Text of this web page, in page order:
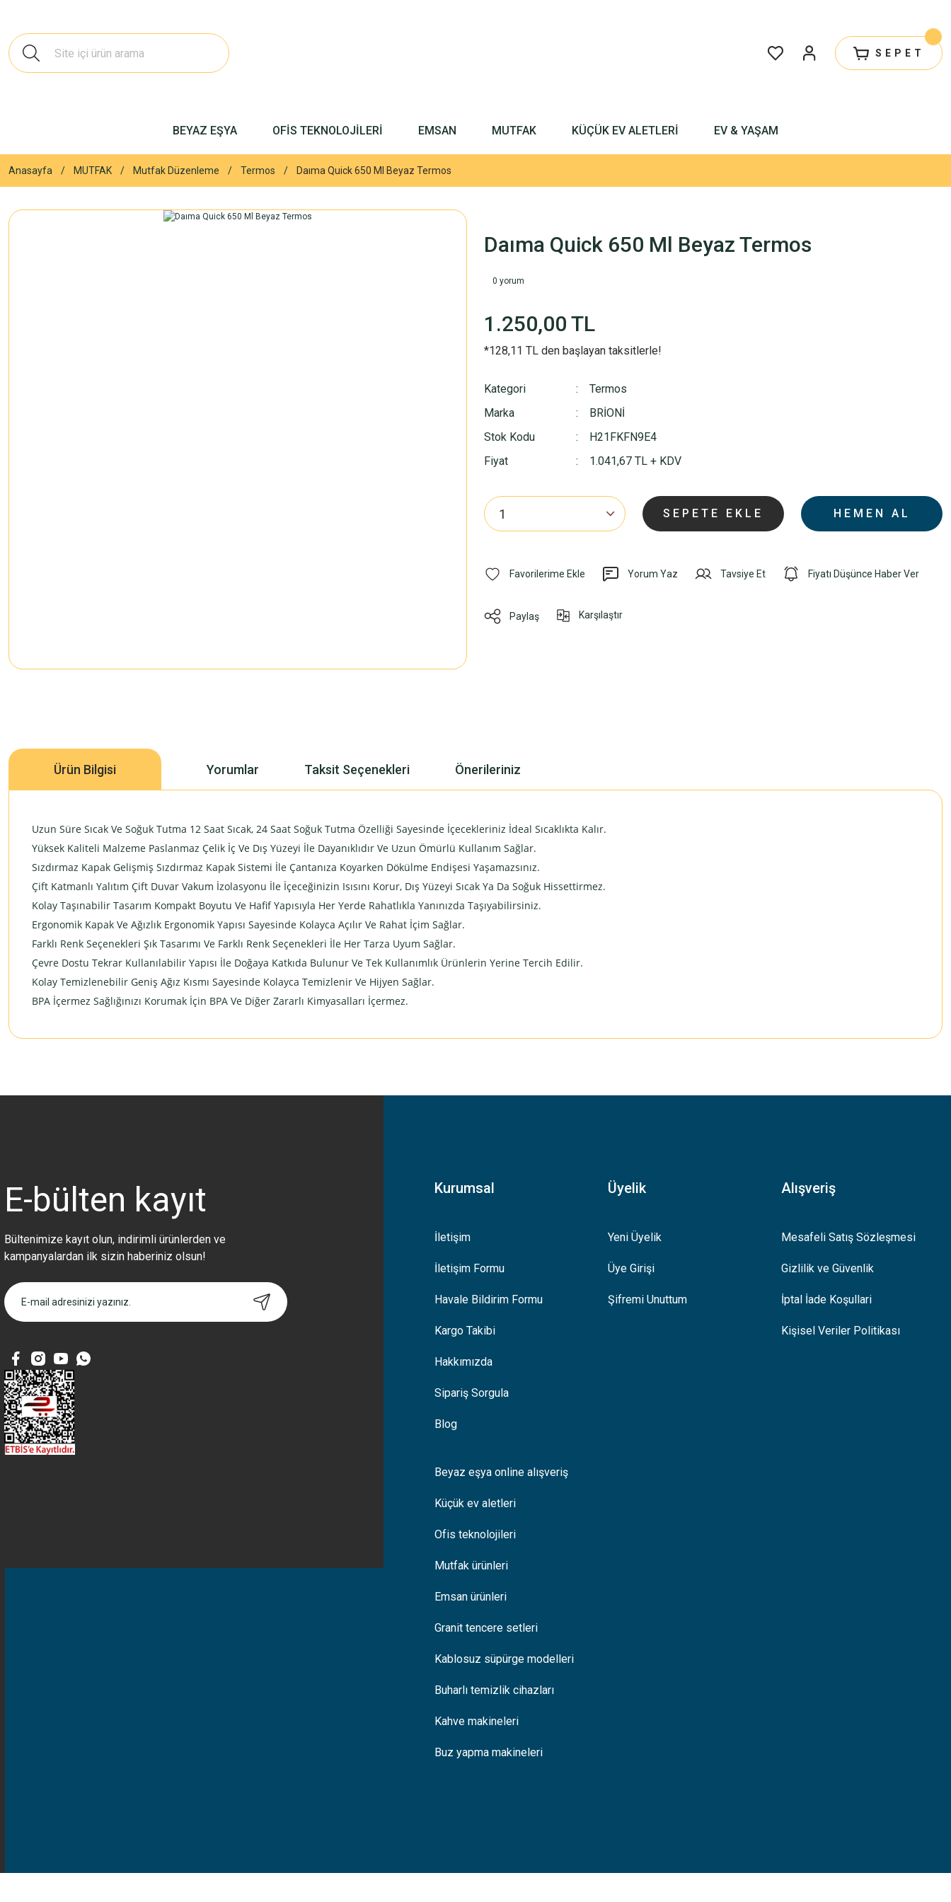
SEPET
BEYAZ EŞYA OFİS TEKNOLOJİLERİ EMSAN MUTFAK KÜÇÜK EV ALETLERİ EV & YAŞAM
Anasayfa MUTFAK Mutfak Düzenleme Termos Daıma Quick 650 Ml Beyaz Termos
Daıma Quick 650 Ml Beyaz Termos
0 yorum
1.250,00 TL
*128,11 TL den başlayan taksitlerle!
Kategori
Termos
Marka
BRİONİ
Stok Kodu
H21FKFN9E4
Fiyat
1.041,67 TL + KDV
SEPETE EKLE HEMEN AL
Yorum Yaz Tavsiye Et Fiyatı Düşünce Haber Ver
Paylaş Karşılaştır
Ürün Bilgisi Yorumlar Taksit Seçenekleri Önerileriniz
Uzun Süre Sıcak Ve Soğuk Tutma 12 Saat Sıcak, 24 Saat Soğuk Tutma Özelliği Sayesinde İçecekleriniz İdeal Sıcaklıkta Kalır.
Yüksek Kaliteli Malzeme Paslanmaz Çelik İç Ve Dış Yüzeyi İle Dayanıklıdır Ve Uzun Ömürlü Kullanım Sağlar.
Sızdırmaz Kapak Gelişmiş Sızdırmaz Kapak Sistemi İle Çantanıza Koyarken Dökülme Endişesi Yaşamazsınız.
Çift Katmanlı Yalıtım Çift Duvar Vakum İzolasyonu İle İçeceğinizin Isısını Korur, Dış Yüzeyi Sıcak Ya Da Soğuk Hissettirmez.
Kolay Taşınabilir Tasarım Kompakt Boyutu Ve Hafif Yapısıyla Her Yerde Rahatlıkla Yanınızda Taşıyabilirsiniz.
Ergonomik Kapak Ve Ağızlık Ergonomik Yapısı Sayesinde Kolayca Açılır Ve Rahat İçim Sağlar.
Farklı Renk Seçenekleri Şık Tasarımı Ve Farklı Renk Seçenekleri İle Her Tarza Uyum Sağlar.
Çevre Dostu Tekrar Kullanılabilir Yapısı İle Doğaya Katkıda Bulunur Ve Tek Kullanımlık Ürünlerin Yerine Tercih Edilir.
Kolay Temizlenebilir Geniş Ağız Kısmı Sayesinde Kolayca Temizlenir Ve Hijyen Sağlar.
BPA İçermez Sağlığınızı Korumak İçin BPA Ve Diğer Zararlı Kimyasalları İçermez.
Bu ürüne ilk yorumu siz yapın!
Bu ürüne benzer farklı alternatifler olmalı.
Gönder
E-bülten kayıt
Bültenimize kayıt olun, indirimli ürünlerden ve
kampanyalardan ilk sizin haberiniz olsun!
Kurumsal
İletişim
İletişim Formu
Havale Bildirim Formu
Kargo Takibi
Hakkımızda
Sipariş Sorgula
Blog
Üyelik
Yeni Üyelik
Üye Girişi
Şifremi Unuttum
Alışveriş
Mesafeli Satış Sözleşmesi
Gizlilik ve Güvenlik
İptal İade Koşullari
Kişisel Veriler Politikası
Beyaz eşya online alışveriş
Küçük ev aletleri
Ofis teknolojileri
Mutfak ürünleri
Emsan ürünleri
Granit tencere setleri
Kablosuz süpürge modelleri
Buharlı temizlik cihazları
Kahve makineleri
Buz yapma makineleri